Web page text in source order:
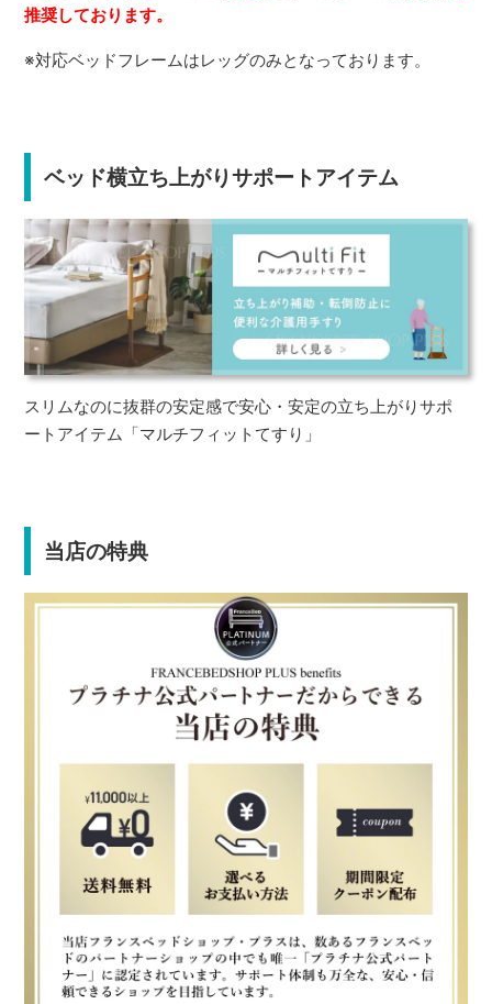
推奨しております。
※対応ベッドフレームはレッグのみとなっております。
ベッド横立ち上がりサポートアイテム
スリムなのに抜群の安定感で安心・安定の立ち上がりサポ
ートアイテム「マルチフィットてすり」
当店の特典